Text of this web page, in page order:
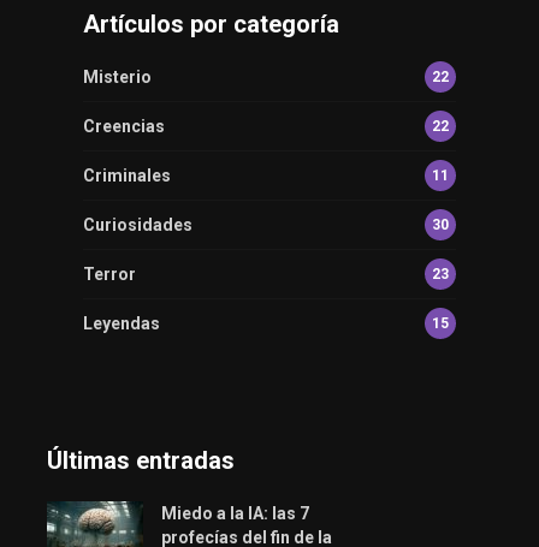
Artículos por categoría
Misterio 22
Creencias 22
Criminales 11
Curiosidades 30
Terror 23
Leyendas 15
Últimas entradas
Miedo a la IA: las 7
profecías del fin de la